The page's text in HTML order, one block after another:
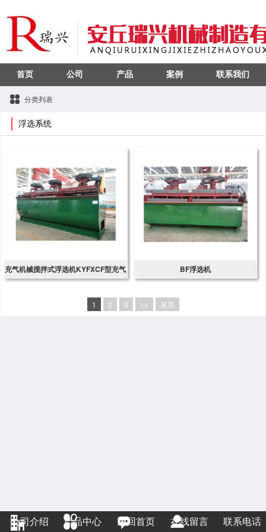
首页 公司 产品 案例 联系我们
分类列表
浮选系统
充气机械搅拌式浮选机KYFXCF型充气
BF浮选机
1 2 3 >> 尾页
公司介绍 产品中心 返回首页 在线留言 联系电话